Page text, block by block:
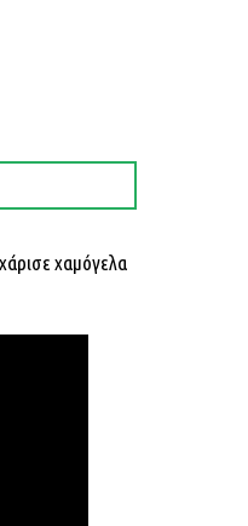
χαμόγελα